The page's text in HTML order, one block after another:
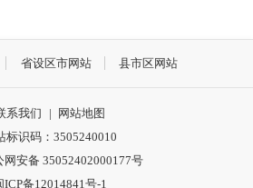
省设区市网站 县市区网站
系我们 |
网站地图
标识码：3505240010
网安备 35052402000177号
ICP备12014841号-1